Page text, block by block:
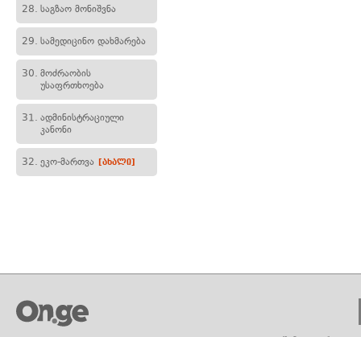
28. საგზაო მონიშვნა
29. სამედიცინო დახმარება
30. მოძრაობის
უსაფრთხოება
31. ადმინისტრაციული
კანონი
32. ეკო-მართვა [ახალი]